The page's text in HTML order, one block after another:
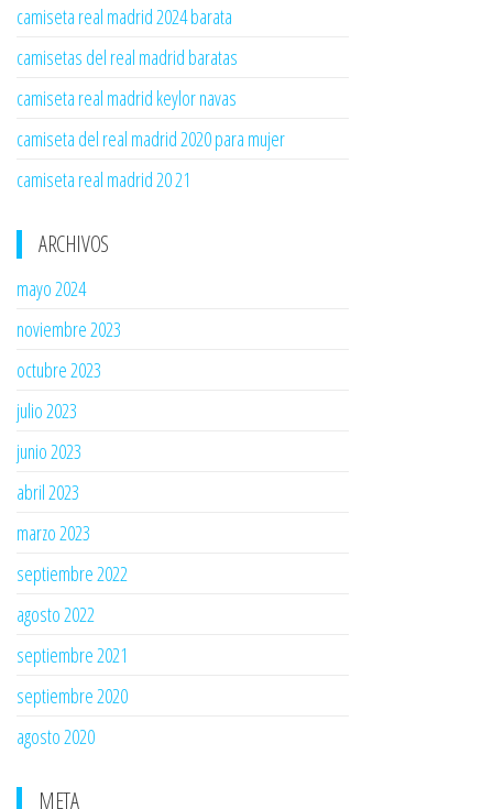
camiseta real madrid 2024 barata
camisetas del real madrid baratas
camiseta real madrid keylor navas
camiseta del real madrid 2020 para mujer
camiseta real madrid 20 21
ARCHIVOS
mayo 2024
noviembre 2023
octubre 2023
julio 2023
junio 2023
abril 2023
marzo 2023
septiembre 2022
agosto 2022
septiembre 2021
septiembre 2020
agosto 2020
META